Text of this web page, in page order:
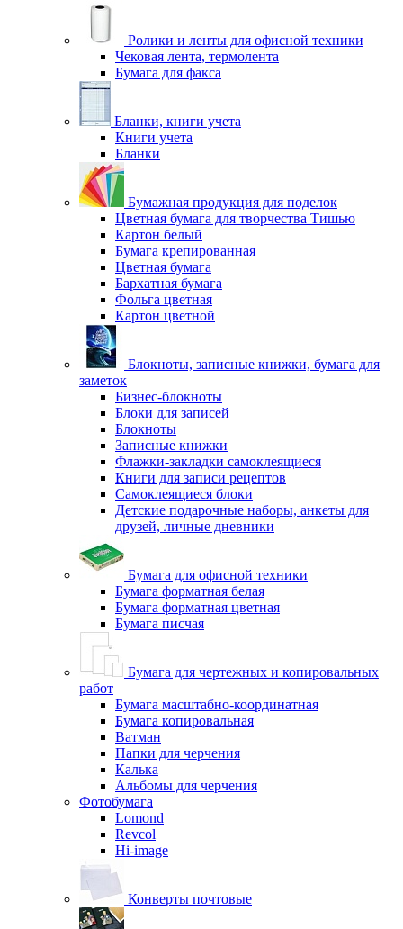
Ролики и ленты для офисной техники
Чековая лента, термолента
Бумага для факса
Бланки, книги учета
Книги учета
Бланки
Бумажная продукция для поделок
Цветная бумага для творчества Тишью
Картон белый
Бумага крепированная
Цветная бумага
Бархатная бумага
Фольга цветная
Картон цветной
Блокноты, записные книжки, бумага для
заметок
Бизнес-блокноты
Блоки для записей
Блокноты
Записные книжки
Флажки-закладки самоклеящиеся
Книги для записи рецептов
Самоклеящиеся блоки
Детские подарочные наборы, анкеты для
друзей, личные дневники
Бумага для офисной техники
Бумага форматная белая
Бумага форматная цветная
Бумага писчая
Бумага для чертежных и копировальных
работ
Бумага масштабно-координатная
Бумага копировальная
Ватман
Папки для черчения
Калька
Альбомы для черчения
Фотобумага
Lomond
Revcol
Hi-image
Конверты почтовые